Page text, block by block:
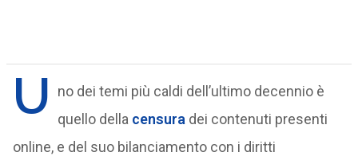
U
no dei temi più caldi dell’ultimo decennio è
quello della censura dei contenuti presenti
online, e del suo bilanciamento con i diritti